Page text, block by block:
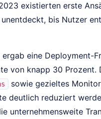
existierten erste
bis Nutzer
eine Deployment-
von knapp 30 Prozent.
sowie gezieltes
deutlich reduziert
unternehmensweite